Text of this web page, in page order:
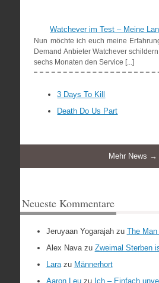
Watchever im Test – Meine
Nun möchte ich euch meine
Demand Anbieter Watchever
sechs Monaten den Service [...]
3 Days To Kill
Death Do Us Part
Mehr News →
Neueste Kommentare
Jeruyaan Yogarajahzu The
Alex Navazu Zweimal Sterben
Larazu Männerhort
Aaron Leuzu Ich – Einfach